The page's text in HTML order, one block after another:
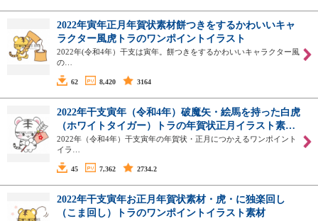
2022年寅年正月年賀状素材餅つきをするかわいいキャ
ラクター風虎トラのワンポイントイラスト
2022年(令和4年）干支は寅年。餅つきをするかわいいキャラクター風
の…
62 8,420 3164
2022年干支寅年（令和4年）破魔矢・絵馬を持った白虎
（ホワイトタイガー）トラの年賀状正月イラスト素…
2022年（令和4年）干支寅年の年賀状・正月につかえるワンポイント
イラ…
45 7,362 2734.2
2022年干支寅年お正月年賀状素材・虎・に独楽回し
（こま回し）トラのワンポイントイラスト素材